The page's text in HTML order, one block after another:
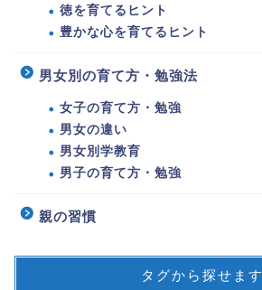
徳を育てるヒント
豊かな心を育てるヒント
男女別の育て方・勉強法
女子の育て方・勉強
男女の違い
男女別学教育
男子の育て方・勉強
親の習慣
タグから探せます